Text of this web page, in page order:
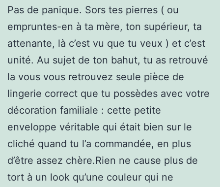
Pas de panique. Sors tes pierres ( ou
empruntes-en à ta mère, ton supérieur, ta
attenante, là c’est vu que tu veux ) et c’est
unité. Au sujet de ton bahut, tu as retrouvé
la vous vous retrouvez seule pièce de
lingerie correct que tu possèdes avec votre
décoration familiale : cette petite
enveloppe véritable qui était bien sur le
cliché quand tu l’a commandée, en plus
d’être assez chère.Rien ne cause plus de
tort à un look qu’une couleur qui ne